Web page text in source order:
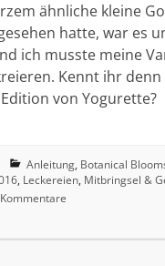
ähnliche kleine
hatte, war es
ich musste meine
Kennt ihr
von Yogurette?
Anleitung, Botanical
, Leckereien, Mitbringsel &